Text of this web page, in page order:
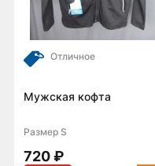
Отличное
Мужская кофта
Размер S
720 ₽